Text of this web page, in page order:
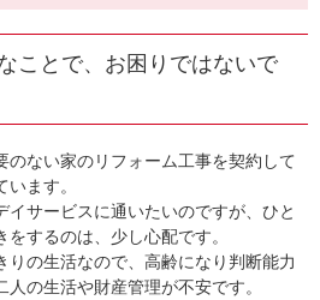
ことで、お困りではないで
のない家のリフォーム工事を契約して
ます。
イサービスに通いたいのですが、ひと
をするのは、少し心配です。
りの生活なので、高齢になり判断能力
の生活や財産管理が不安です。